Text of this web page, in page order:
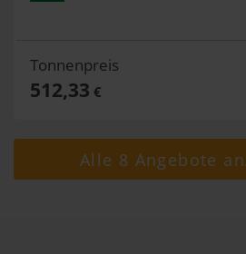
Tonnenpreis
512,33 €
Alle 8 Angebote